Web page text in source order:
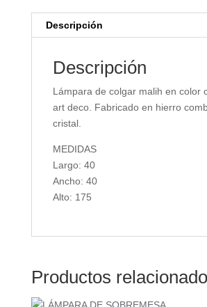
Descripción
Descripción
Lámpara de colgar malih en color
art deco. Fabricado en hierro
cristal.
MEDIDAS
Largo: 40
Ancho: 40
Alto: 175
Productos